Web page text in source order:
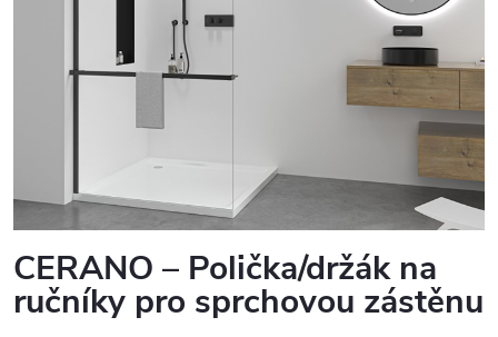
CERANO – Polička/držák na
ručníky pro sprchovou zástěnu